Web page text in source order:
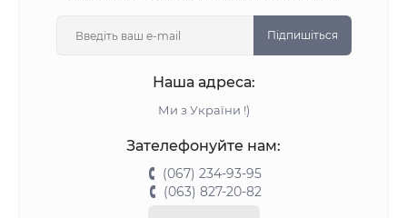
Підпишіться
Наша адреса:
Ми з України !)
Зателефонуйте нам:
(067) 234-93-95
(063) 827-20-82